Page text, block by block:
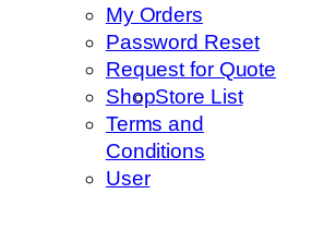
My Orders
Password Reset
Request for Quote
ShopStore List
Terms and
Conditions
User